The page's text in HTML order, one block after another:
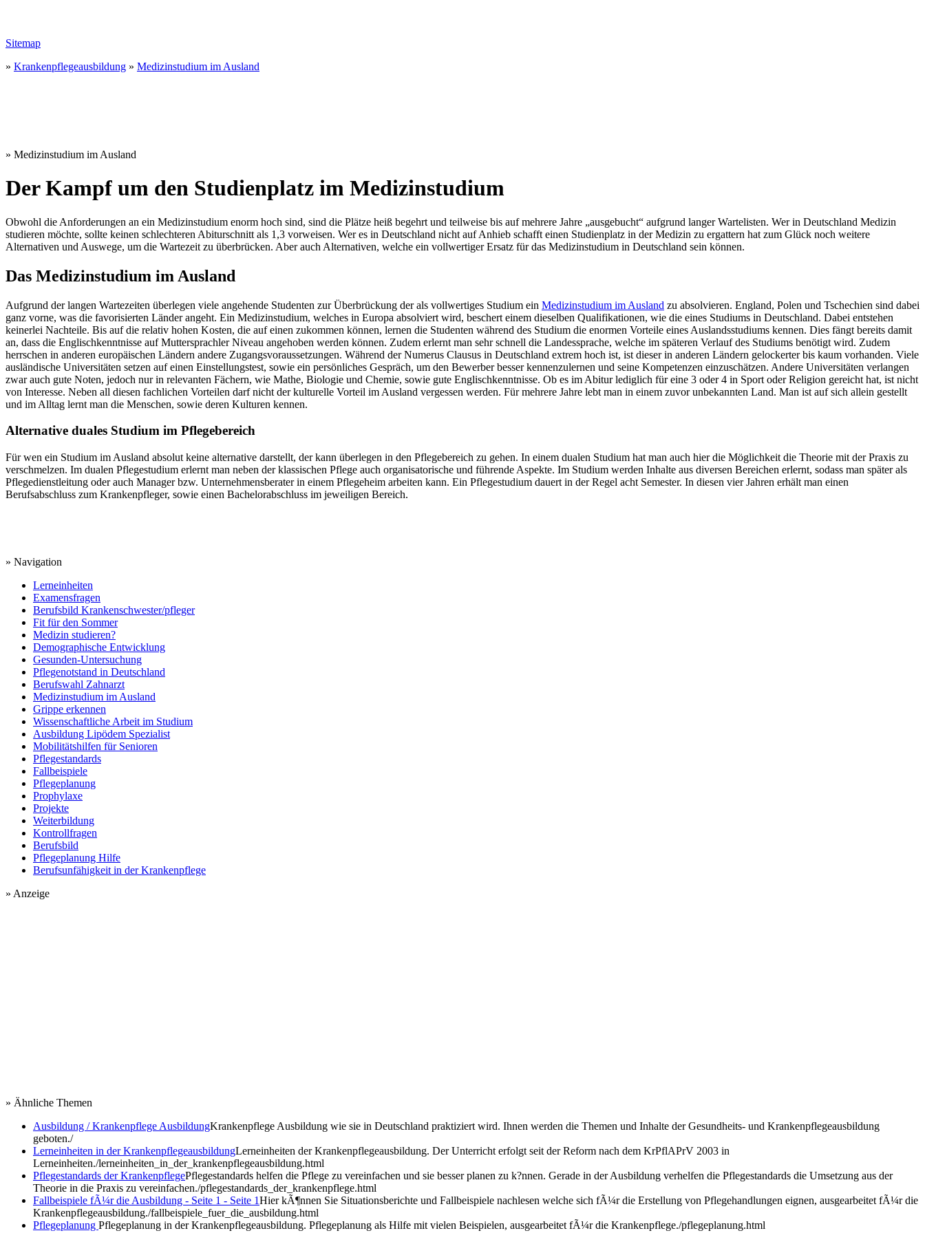
Sitemap
» Krankenpflegeausbildung » Medizinstudium im Ausland
» Medizinstudium im Ausland
Der Kampf um den Studienplatz im Medizinstudium
Obwohl die Anforderungen an ein Medizinstudium enorm hoch sind, sind die Plätze heiß begehrt und teilweise bis auf mehrere Jahre „ausgebucht“ aufgrund langer Wartelisten. Wer in Deutschland Medizin
studieren möchte, sollte keinen schlechteren Abiturschnitt als 1,3 vorweisen. Wer es in Deutschland nicht auf Anhieb schafft einen Studienplatz in der Medizin zu ergattern hat zum Glück noch weitere
Alternativen und Auswege, um die Wartezeit zu überbrücken. Aber auch Alternativen, welche ein vollwertiger Ersatz für das Medizinstudium in Deutschland sein können.
Das Medizinstudium im Ausland
Aufgrund der langen Wartezeiten überlegen viele angehende Studenten zur Überbrückung der als vollwertiges Studium ein Medizinstudium im Ausland zu absolvieren. England, Polen und Tschechien sind dabei
ganz vorne, was die favorisierten Länder angeht. Ein Medizinstudium, welches in Europa absolviert wird, beschert einem dieselben Qualifikationen, wie die eines Studiums in Deutschland. Dabei entstehen
keinerlei Nachteile. Bis auf die relativ hohen Kosten, die auf einen zukommen können, lernen die Studenten während des Studium die enormen Vorteile eines Auslandsstudiums kennen. Dies fängt bereits damit
an, dass die Englischkenntnisse auf Muttersprachler Niveau angehoben werden können. Zudem erlernt man sehr schnell die Landessprache, welche im späteren Verlauf des Studiums benötigt wird. Zudem
herrschen in anderen europäischen Ländern andere Zugangsvoraussetzungen. Während der Numerus Clausus in Deutschland extrem hoch ist, ist dieser in anderen Ländern gelockerter bis kaum vorhanden. Viele
ausländische Universitäten setzen auf einen Einstellungstest, sowie ein persönliches Gespräch, um den Bewerber besser kennenzulernen und seine Kompetenzen einzuschätzen. Andere Universitäten verlangen
zwar auch gute Noten, jedoch nur in relevanten Fächern, wie Mathe, Biologie und Chemie, sowie gute Englischkenntnisse. Ob es im Abitur lediglich für eine 3 oder 4 in Sport oder Religion gereicht hat, ist nicht
von Interesse. Neben all diesen fachlichen Vorteilen darf nicht der kulturelle Vorteil im Ausland vergessen werden. Für mehrere Jahre lebt man in einem zuvor unbekannten Land. Man ist auf sich allein gestellt
und im Alltag lernt man die Menschen, sowie deren Kulturen kennen.
Alternative duales Studium im Pflegebereich
Für wen ein Studium im Ausland absolut keine alternative darstellt, der kann überlegen in den Pflegebereich zu gehen. In einem dualen Studium hat man auch hier die Möglichkeit die Theorie mit der Praxis zu
verschmelzen. Im dualen Pflegestudium erlernt man neben der klassischen Pflege auch organisatorische und führende Aspekte. Im Studium werden Inhalte aus diversen Bereichen erlernt, sodass man später als
Pflegedienstleitung oder auch Manager bzw. Unternehmensberater in einem Pflegeheim arbeiten kann. Ein Pflegestudium dauert in der Regel acht Semester. In diesen vier Jahren erhält man einen
Berufsabschluss zum Krankenpfleger, sowie einen Bachelorabschluss im jeweiligen Bereich.
» Navigation
Lerneinheiten
Examensfragen
Berufsbild Krankenschwester/pfleger
Fit für den Sommer
Medizin studieren?
Demographische Entwicklung
Gesunden-Untersuchung
Pflegenotstand in Deutschland
Berufswahl Zahnarzt
Medizinstudium im Ausland
Grippe erkennen
Wissenschaftliche Arbeit im Studium
Ausbildung Lipödem Spezialist
Mobilitätshilfen für Senioren
Pflegestandards
Fallbeispiele
Pflegeplanung
Prophylaxe
Projekte
Weiterbildung
Kontrollfragen
Berufsbild
Pflegeplanung Hilfe
Berufsunfähigkeit in der Krankenpflege
» Anzeige
» Ähnliche Themen
Ausbildung / Krankenpflege AusbildungKrankenpflege Ausbildung wie sie in Deutschland praktiziert wird. Ihnen werden die Themen und Inhalte der Gesundheits- und Krankenpflegeausbildung
geboten./
Lerneinheiten in der KrankenpflegeausbildungLerneinheiten der Krankenpflegeausbildung. Der Unterricht erfolgt seit der Reform nach dem KrPflAPrV 2003 in
Lerneinheiten./lerneinheiten_in_der_krankenpflegeausbildung.html
Pflegestandards der KrankenpflegePflegestandards helfen die Pflege zu vereinfachen und sie besser planen zu k?nnen. Gerade in der Ausbildung verhelfen die Pflegestandards die Umsetzung aus der
Theorie in die Praxis zu vereinfachen./pflegestandards_der_krankenpflege.html
Fallbeispiele fÃ¼r die Ausbildung - Seite 1 - Seite 1Hier kÃ¶nnen Sie Situationsberichte und Fallbeispiele nachlesen welche sich fÃ¼r die Erstellung von Pflegehandlungen eignen, ausgearbeitet fÃ¼r die
Krankenpflegeausbildung./fallbeispiele_fuer_die_ausbildung.html
Pflegeplanung Pflegeplanung in der Krankenpflegeausbildung. Pflegeplanung als Hilfe mit vielen Beispielen, ausgearbeitet fÃ¼r die Krankenpflege./pflegeplanung.html